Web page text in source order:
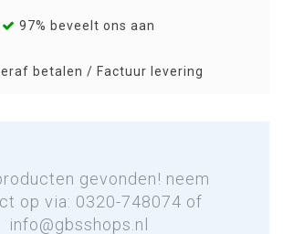
97% beveelt ons aan
betalen / Factuur levering
gevonden! neem
op via: 0320-748074 of
info@gbsshops.nl